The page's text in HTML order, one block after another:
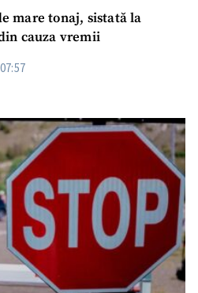
mare tonaj, sistată la
cauza vremii